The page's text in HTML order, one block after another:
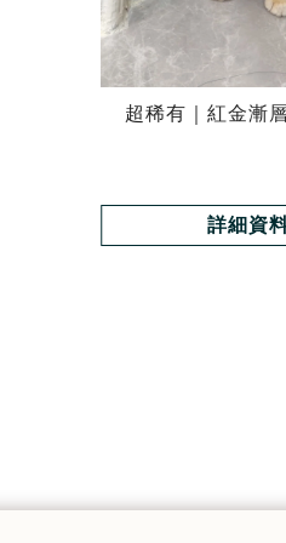
超稀有｜紅金漸
詳細資